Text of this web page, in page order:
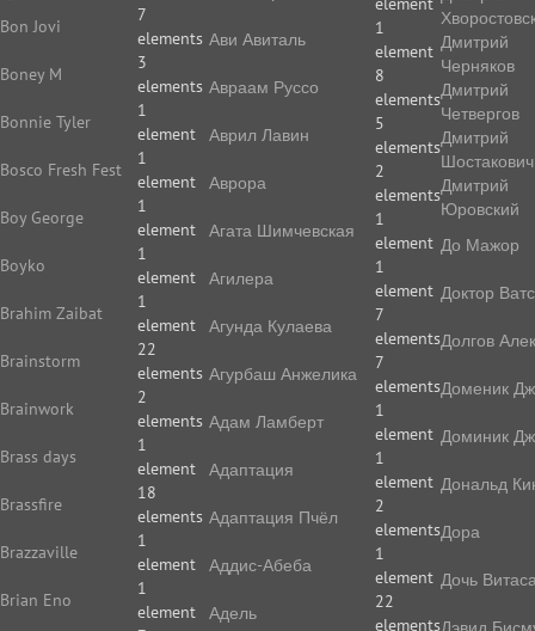
Bon Jovi
7
elements
Boney M
3
elements
Bonnie Tyler
1
element
Bosco Fresh Fest
1
element
Boy George
1
element
Boyko
1
element
Brahim Zaibat
1
element
Brainstorm
22
elements
Brainwork
2
elements
Brass days
1
element
Brassfire
18
elements
Brazzaville
1
element
Brian Eno
1
element
Ави Авиталь
1
element
Авраам Руссо
8
elements
Аврил Лавин
5
elements
Аврора
2
elements
Агата Шимчевская
1
element
Агилера
1
element
Агунда Кулаева
7
elements
Агурбаш Анжелика
7
elements
Адам Ламберт
1
element
Адаптация
1
element
Адаптация Пчёл
2
elements
Аддис-Абеба
1
element
Адель
22
elements
Дмитрий
Черняков
Дмитрий
Четвергов
Дмитрий
Шостакович
Дмитрий
Юровский
До Мажор
Доктор
Долгов
Доменик
Доминик
Дональд
Дора
Дочь